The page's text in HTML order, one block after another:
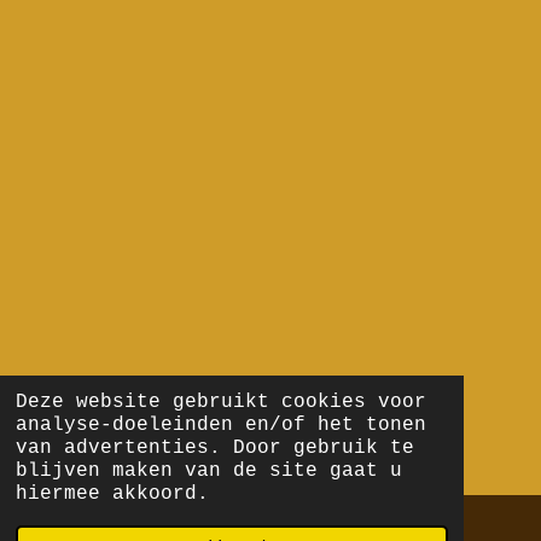
Deze website gebruikt cookies voor
analyse-doeleinden en/of het tonen
van advertenties. Door gebruik te
blijven maken van de site gaat u
hiermee akkoord.